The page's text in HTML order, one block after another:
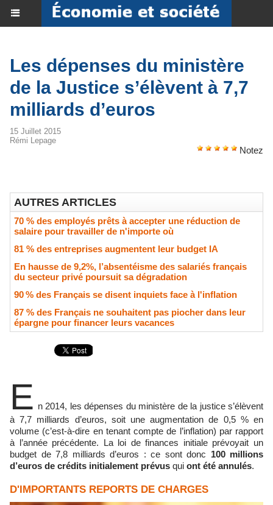
Les dépenses du ministère
de la Justice s’élèvent à 7,7
milliards d’euros
15 Juillet 2015
Rémi Lepage
Notez
AUTRES ARTICLES
70 % des employés prêts à accepter une réduction de
salaire pour travailler de n'importe où
81 % des entreprises augmentent leur budget IA
En hausse de 9,2%, l’absentéisme des salariés français
du secteur privé poursuit sa dégradation
90 % des Français se disent inquiets face à l'inflation
87 % des Français ne souhaitent pas piocher dans leur
épargne pour financer leurs vacances
E n 2014, les dépenses du ministère de la justice s’élèvent
à 7,7 milliards d’euros, soit une augmentation de 0,5 % en
volume (c’est-à-dire en tenant compte de l’inflation) par rapport
à l’année précédente. La loi de finances initiale prévoyait un
budget de 7,8 milliards d’euros : ce sont donc 100 millions
d’euros de crédits initialement prévus qui ont été annulés.
D'IMPORTANTS REPORTS DE CHARGES